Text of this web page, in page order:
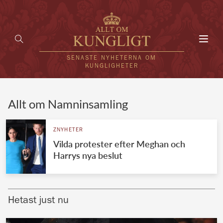
SENASTE NYHETERNA OM
KUNGLIGHETER
UTLÄNDSKT
VÄRLDENS KUNGAHUS
Allt om Namninsamling
ZNYHETER
Vilda protester efter Meghan och
Harrys nya beslut
Hetast just nu